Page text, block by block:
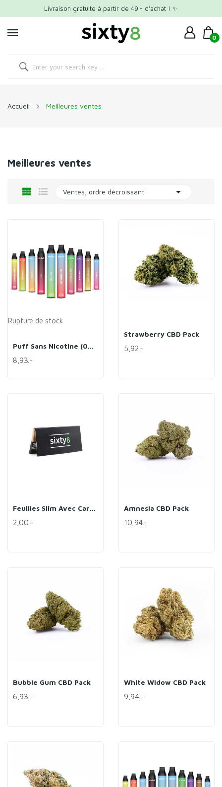
Livraison gratuite à partir de 49.- d'achat ! ✨
0
Accueil Meilleures ventes
Meilleures ventes
Ventes, ordre décroissant 
Rupture de stock
Puff Sans Nicotine (0% CBD)
8,93.-
Strawberry CBD Pack
5,92.-
Feuilles Slim Avec Carton - Sixty8
2,00.-
Amnesia CBD Pack
10,94.-
Bubble Gum CBD Pack
6,93.-
White Widow CBD Pack
9,94.-